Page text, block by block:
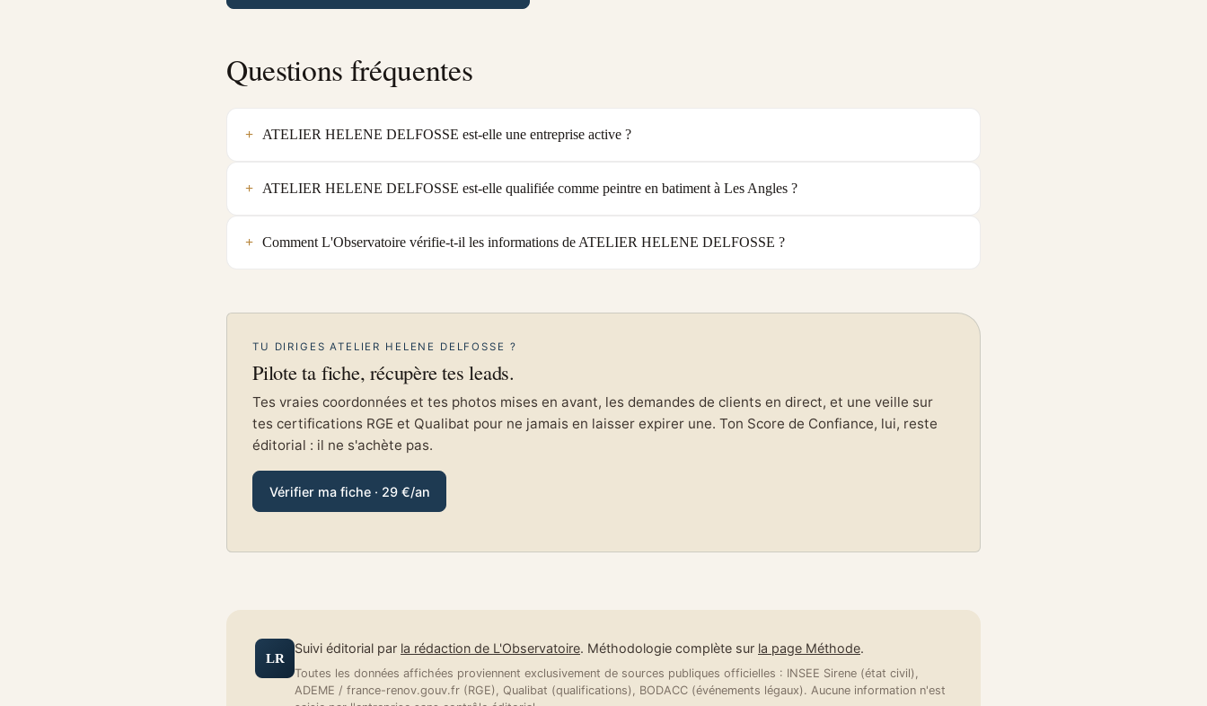
Questions fréquentes
ATELIER HELENE DELFOSSE est-elle une entreprise active ?
ATELIER HELENE DELFOSSE est-elle qualifiée comme peintre en batiment à Les Angles ?
Comment L'Observatoire vérifie-t-il les informations de ATELIER HELENE DELFOSSE ?
TU DIRIGES ATELIER HELENE DELFOSSE ?
Pilote ta fiche, récupère tes leads.
Tes vraies coordonnées et tes photos mises en avant, les demandes de clients en direct, et une veille sur
tes certifications RGE et Qualibat pour ne jamais en laisser expirer une. Ton Score de Confiance, lui, reste
éditorial : il ne s'achète pas.
Vérifier ma fiche · 29 €/an
LR
Suivi éditorial par la rédaction de L'Observatoire. Méthodologie complète sur la page Méthode.
Toutes les données affichées proviennent exclusivement de sources publiques officielles : INSEE Sirene (état civil),
ADEME / france-renov.gouv.fr (RGE), Qualibat (qualifications), BODACC (événements légaux). Aucune information n'est